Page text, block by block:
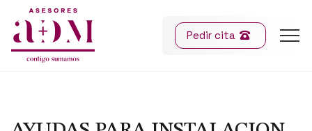
Pedir cita